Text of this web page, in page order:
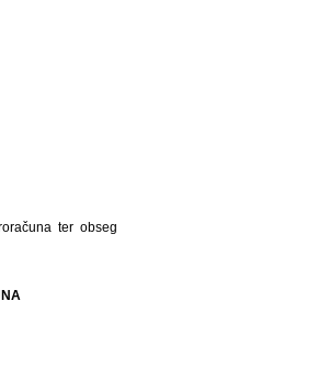
ter obseg